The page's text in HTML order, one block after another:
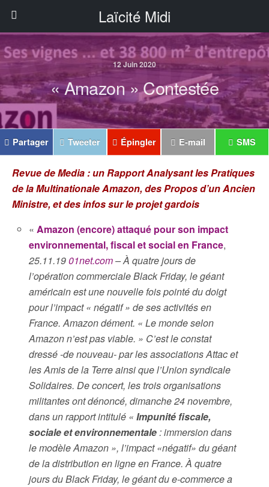
Laïcité Midi
12 Juin 2020
« Amazon » Contestée
Partager Tweeter Épingler E-mail SMS
Revue de Media : un Rapport Analysant les Pratiques
de la Multinationale Amazon, des Propos d’un Ancien
Ministre, et des infos sur le projet gardois
«Amazon (encore) attaqué pour son impact
environnemental, fiscal et social en France,
25.11.1901net.com– À quatre jours de
l’opération commerciale Black Friday, le géant
américain est une nouvelle fois pointé du doigt
pour l’impact « négatif » de ses activités en
France. Amazon dément. « Le monde selon
Amazon n’est pas viable. » C’est le constat
dressé -de nouveau- par les associations Attac et
les Amis de la Terre ainsi que l’Union syndicale
Solidaires. De concert, les trois organisations
militantes ont dénoncé, dimanche 24 novembre,
dans un rapport intitulé «Impunité fiscale,
sociale et environnementale: immersion dans
le modèle Amazon », l’impact «négatif» du géant
de la distribution en ligne en France. À quatre
jours du Black Friday, le géant du e-commerce a